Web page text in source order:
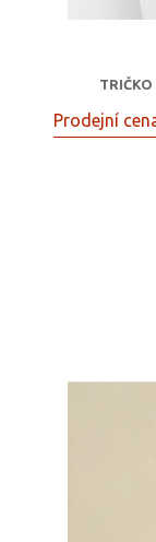
Prodejní